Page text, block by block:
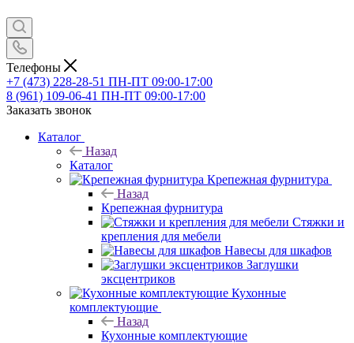
Телефоны
+7 (473) 228-28-51 ПН-ПТ 09:00-17:00
8 (961) 109-06-41 ПН-ПТ 09:00-17:00
Заказать звонок
Каталог
Назад
Каталог
Крепежная фурнитура
Назад
Крепежная фурнитура
Стяжки и
крепления для мебели
Навесы для шкафов
Заглушки
эксцентриков
Кухонные
комплектующие
Назад
Кухонные комплектующие